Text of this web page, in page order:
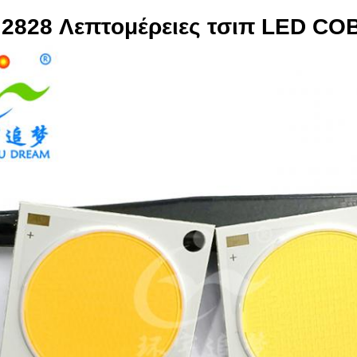
Λεπτομέρειες τσιπ LED